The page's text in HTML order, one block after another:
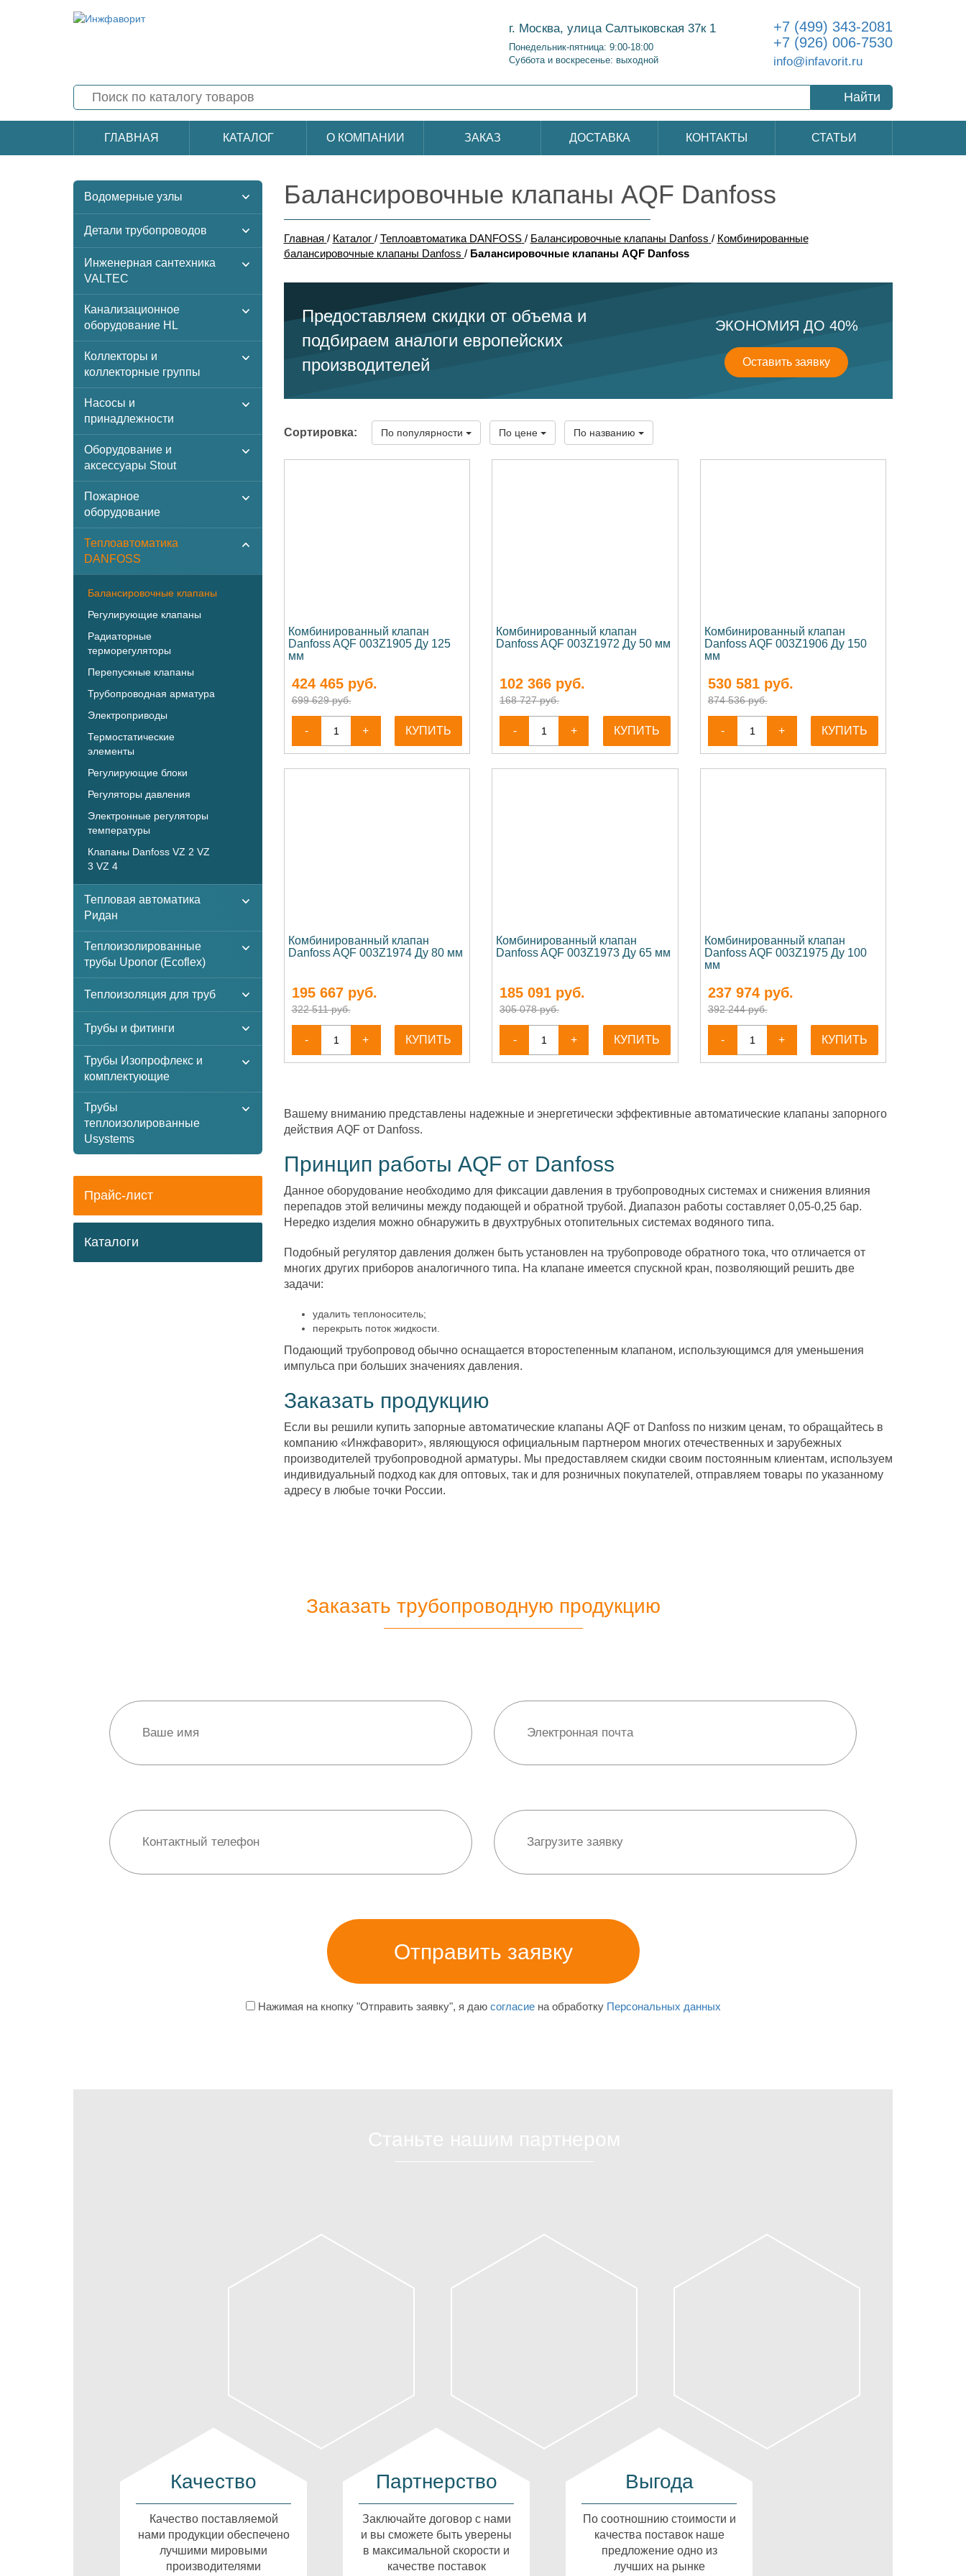
г. Москва, улица Салтыковская 37к 1
Понедельник-пятница: 9:00-18:00
Суббота и воскресенье: выходной
+7 (499) 343-2081
+7 (926) 006-7530
info@infavorit.ru
Найти
ГЛАВНАЯ КАТАЛОГ О КОМПАНИИ ЗАКАЗ ДОСТАВКА КОНТАКТЫ СТАТЬИ
Водомерные узлы
Детали трубопроводов
Инженерная сантехника
VALTEC
Канализационное
оборудование HL
Коллекторы и
коллекторные группы
Насосы и
принадлежности
Оборудование и
аксессуары Stout
Пожарное
оборудование
Теплоавтоматика
DANFOSS
Балансировочные клапаны
Регулирующие клапаны
Радиаторные
терморегуляторы
Перепускные клапаны
Трубопроводная арматура
Электроприводы
Термостатические
элементы
Регулирующие блоки
Регуляторы давления
Электронные регуляторы
температуры
Клапаны Danfoss VZ 2 VZ
3 VZ 4
Тепловая автоматика
Ридан
Теплоизолированные
трубы Uponor (Ecoflex)
Теплоизоляция для труб
Трубы и фитинги
Трубы Изопрофлекс и
комплектующие
Трубы
теплоизолированные
Usystems
Прайс-лист
Каталоги
Балансировочные клапаны AQF Danfoss
Главная / Каталог / Теплоавтоматика DANFOSS / Балансировочные клапаны Danfoss / Комбинированные
балансировочные клапаны Danfoss / Балансировочные клапаны AQF Danfoss
Предоставляем скидки от объема и
подбираем аналоги европейских
производителей
ЭКОНОМИЯ ДО 40%
Оставить заявку
Сортировка: По популярности По цене По названию
Комбинированный клапан
Danfoss AQF 003Z1905 Ду 125
мм
424 465руб.
699 629 руб.
- + КУПИТЬ
Комбинированный клапан
Danfoss AQF 003Z1972 Ду 50 мм
102 366 руб.
168 727 руб.
- + КУПИТЬ
Комбинированный клапан
Danfoss AQF 003Z1906 Ду 150
мм
530 581руб.
874 536 руб.
- + КУПИТЬ
Комбинированный клапан
Danfoss AQF 003Z1974 Ду 80 мм
195 667руб.
322 511 руб.
- + КУПИТЬ
Комбинированный клапан
Danfoss AQF 003Z1973 Ду 65 мм
185 091 руб.
305 078 руб.
- + КУПИТЬ
Комбинированный клапан
Danfoss AQF 003Z1975 Ду 100
мм
237 974руб.
392 244 руб.
- + КУПИТЬ
Вашему вниманию представлены надежные и энергетически эффективные автоматические клапаны запорного
действия AQF от Danfoss.
Принцип работы AQF от Danfoss
Данное оборудование необходимо для фиксации давления в трубопроводных системах и снижения влияния
перепадов этой величины между подающей и обратной трубой. Диапазон работы составляет 0,05-0,25 бар.
Нередко изделия можно обнаружить в двухтрубных отопительных системах водяного типа.
Подобный регулятор давления должен быть установлен на трубопроводе обратного тока, что отличается от
многих других приборов аналогичного типа. На клапане имеется спускной кран, позволяющий решить две
задачи:
удалить теплоноситель;
перекрыть поток жидкости.
Подающий трубопровод обычно оснащается второстепенным клапаном, использующимся для уменьшения
импульса при больших значениях давления.
Заказать продукцию
Если вы решили купить запорные автоматические клапаны AQF от Danfoss по низким ценам, то обращайтесь в
компанию «Инжфаворит», являющуюся официальным партнером многих отечественных и зарубежных
производителей трубопроводной арматуры. Мы предоставляем скидки своим постоянным клиентам, используем
индивидуальный подход как для оптовых, так и для розничных покупателей, отправляем товары по указанному
адресу в любые точки России.
Заказать трубопроводную продукцию
Нажимая на кнопку "Отправить заявку", я даю согласиена обработку Персональных данных
Качество
Качество поставляемой
нами продукции обеспечено
лучшими мировыми
производителями
Партнерство
Заключайте договор с нами
и вы сможете быть уверены
в максимальной скорости и
качестве поставок
Выгода
По соотношнию стоимости и
качества поставок наше
предложение одно из
лучших на рынке